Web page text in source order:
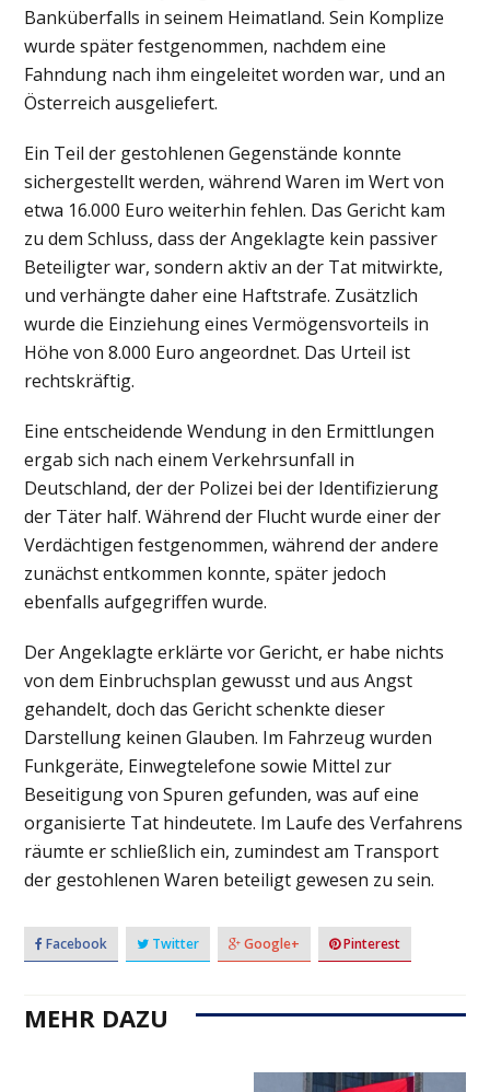
Banküberfalls in seinem Heimatland. Sein Komplize
wurde später festgenommen, nachdem eine
Fahndung nach ihm eingeleitet worden war, und an
Österreich ausgeliefert.
Ein Teil der gestohlenen Gegenstände konnte
sichergestellt werden, während Waren im Wert von
etwa 16.000 Euro weiterhin fehlen. Das Gericht kam
zu dem Schluss, dass der Angeklagte kein passiver
Beteiligter war, sondern aktiv an der Tat mitwirkte,
und verhängte daher eine Haftstrafe. Zusätzlich
wurde die Einziehung eines Vermögensvorteils in
Höhe von 8.000 Euro angeordnet. Das Urteil ist
rechtskräftig.
Eine entscheidende Wendung in den Ermittlungen
ergab sich nach einem Verkehrsunfall in
Deutschland, der der Polizei bei der Identifizierung
der Täter half. Während der Flucht wurde einer der
Verdächtigen festgenommen, während der andere
zunächst entkommen konnte, später jedoch
ebenfalls aufgegriffen wurde.
Der Angeklagte erklärte vor Gericht, er habe nichts
von dem Einbruchsplan gewusst und aus Angst
gehandelt, doch das Gericht schenkte dieser
Darstellung keinen Glauben. Im Fahrzeug wurden
Funkgeräte, Einwegtelefone sowie Mittel zur
Beseitigung von Spuren gefunden, was auf eine
organisierte Tat hindeutete. Im Laufe des Verfahrens
räumte er schließlich ein, zumindest am Transport
der gestohlenen Waren beteiligt gewesen zu sein.
Facebook Twitter Google+ Pinterest
MEHR DAZU